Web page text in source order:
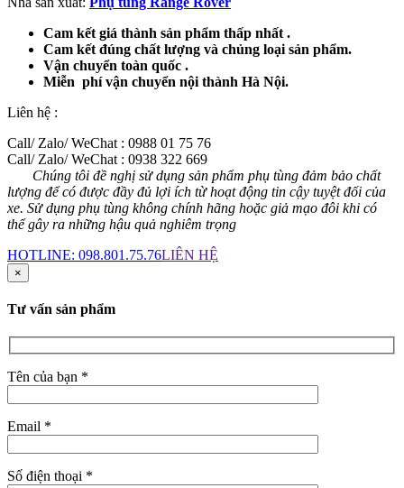
Cam kết giá thành sản phẩm thấp nhất .
Cam kết đúng chất lượng và chủng loại sản phẩm.
Vận chuyển toàn quốc .
Miễn phí vận chuyển nội thành Hà Nội.
Liên hệ :
Call/ Zalo/ WeChat : 0988 01 75 76
Call/ Zalo/ WeChat : 0938 322 669
Chúng tôi đề nghị sử dụng sản phẩm phụ tùng đảm bảo chất
lượng để có được đầy đủ lợi ích từ hoạt động tin cậy tuyệt đối của
xe. Sử dụng phụ tùng không chính hãng hoặc giả mạo đôi khi có
thể gây ra những hậu quả nghiêm trọng
HOTLINE: 098.801.75.76LIÊN HỆ
×
Tư vấn sản phẩm
Tên của bạn *
Email *
Số điện thoại *